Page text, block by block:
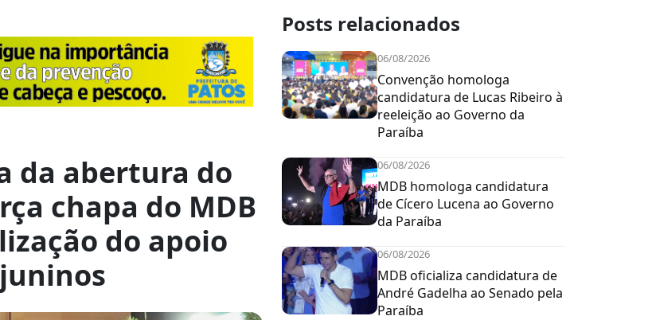
da abertura do
chapa do MDB
do apoio
Posts relacionados
06/08/2026
Convenção homologa
candidatura de Lucas Ribeiro à
reeleição ao Governo da
Paraíba
06/08/2026
MDB homologa candidatura
de Cícero Lucena ao Governo
da Paraíba
06/08/2026
MDB oficializa candidatura de
André Gadelha ao Senado pela
Paraíba